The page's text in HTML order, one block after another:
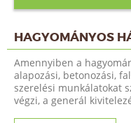
HAGYOMÁNYOS
Amennyiben a
alapozási, betonozási,
szerelési munkálatokat
végzi, a generál